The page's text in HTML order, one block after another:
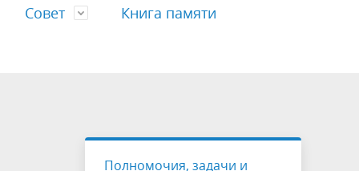
Пожарная безопасность, ГО и ЧС
Проекты
Совет
Решения Совета
Книга памяти
Полномочия, задачи и